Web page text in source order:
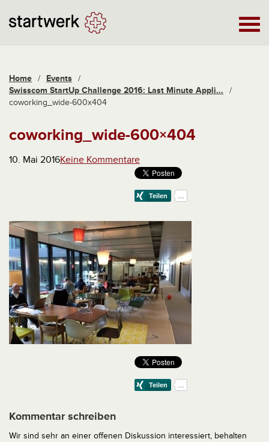
Home / Events /
Swisscom StartUp Challenge 2016: Last Minute Appli...
/
coworking_wide-600x404
coworking_wide-600×404
10. Mai 2016Keine Kommentare
Kommentar schreiben
Wir sind sehr an einer offenen Diskussion interessiert, behalten